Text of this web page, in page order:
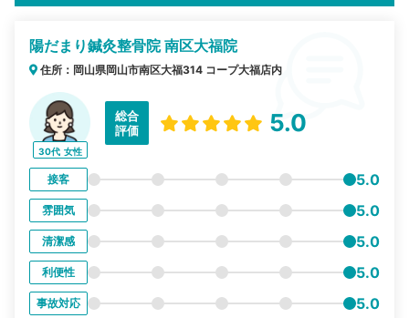
陽だまり鍼灸整骨院 南区大福院
住所：岡山県岡山市南区大福314 コープ大福店内
30代 女性
総合
評価
5.0
接客 5.0
雰囲気 5.0
清潔感 5.0
利便性 5.0
事故対応 5.0